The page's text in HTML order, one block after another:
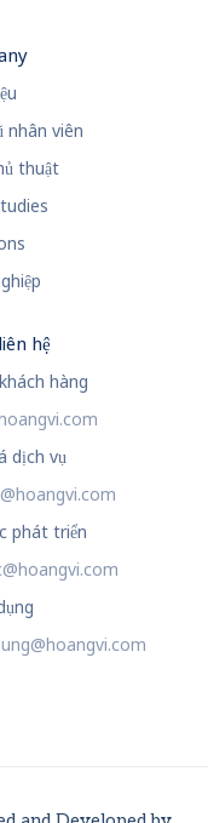
nhân viên
thuật
hệ
hàng
dịch vụ
phát triển